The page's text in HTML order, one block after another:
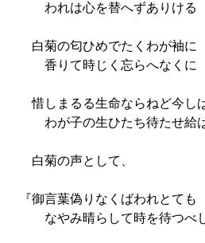
われは心を替へずありける
白菊の匂ひめでたくわが袖に
香りて時じく忘らへなくに
惜しまるる生命ならねど今し
わが子の生ひたち待たせ給は
白菊の声として、
『御言葉偽りなくばわれとても
なやみ晴らして時を待つべし